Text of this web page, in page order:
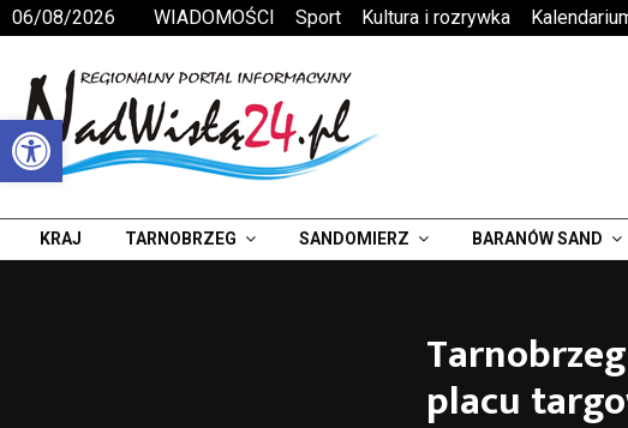
Otwórz pasek narzędzi
06/08/2026 WIADOMOŚCI Sport Kultura i rozrywka
KRAJ TARNOBRZEG SANDOMIERZ BARANÓW SAND
placu